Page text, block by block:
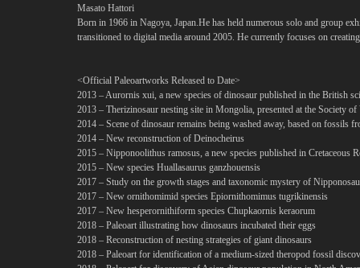
Masato Hattori
Born in 1966 in Nagoya, Japan.He has held numerous solo and group
transitioned to digital media around 2005. He currently focuses on
<Official Paleoartworks Released to Date>
2013 – Aurornis xui, a new species of dinosaur published in the British
2013 – Therizinosaur nesting site in Mongolia, presented at the Society
2014 – Scene of dinosaur remains being washed away, based on fossils
2014 – New reconstruction of Deinocheirus
2015 – Nipponoolithus ramosus, a new species published in Cretaceous
2015 – New species Huallasaurus ganzhouensis
2017 – Study on the growth stages and taxonomic mystery of
2017 – New ornithomimid species Epiornithomimus tugrikinensis
2017 – New hesperornithiform species Chupkaornis keraorum
2018 – Paleoart illustrating how dinosaurs incubated their eggs
2018 – Reconstruction of nesting strategies of giant dinosaurs
2018 – Paleoart for identification of a medium-sized theropod fossil